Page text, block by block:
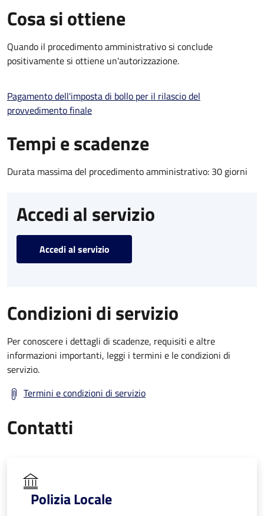
Cosa si ottiene
Quando il procedimento amministrativo si conclude
positivamente si ottiene un'autorizzazione.
Pagamento dell'imposta di bollo per il rilascio del
provvedimento finale
Tempi e scadenze
Durata massima del procedimento amministrativo: 30 giorni
Accedi al servizio
Accedi al servizio
Condizioni di servizio
Per conoscere i dettagli di scadenze, requisiti e altre
informazioni importanti, leggi i termini e le condizioni di
servizio.
Termini e condizioni di servizio
Contatti
Polizia Locale